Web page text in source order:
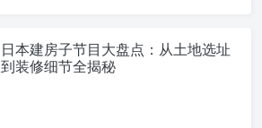
日本建房子节目大盘点：从土地选址
到装修细节全揭秘